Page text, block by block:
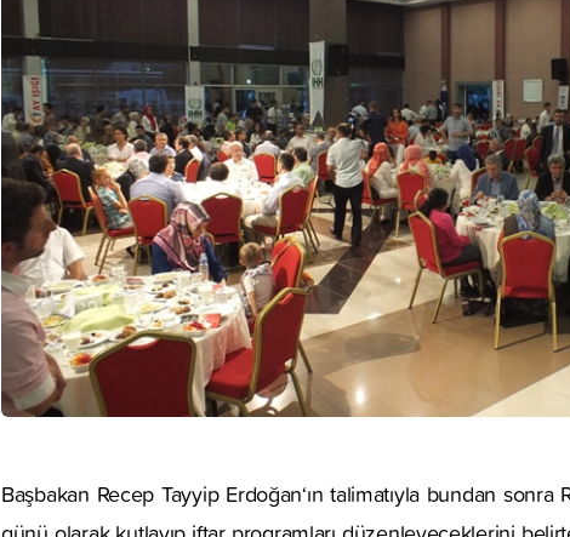
Başbakan Recep Tayyip Erdoğan‘ın talimatıyla bundan sonra